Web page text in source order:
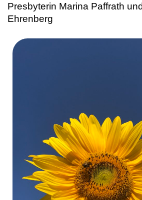
Presbyterin Marina Paffrath
Ehrenberg